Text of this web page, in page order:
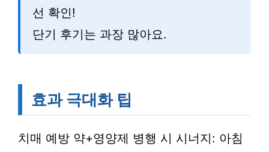
선 확인!
단기 후기는 과장 많아요.
효과 극대화 팁
치매 예방 약+영양제 병행 시 시너지: 아침